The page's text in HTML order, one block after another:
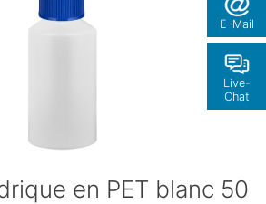
E-Mail
Live-
Chat
en PET blanc 50